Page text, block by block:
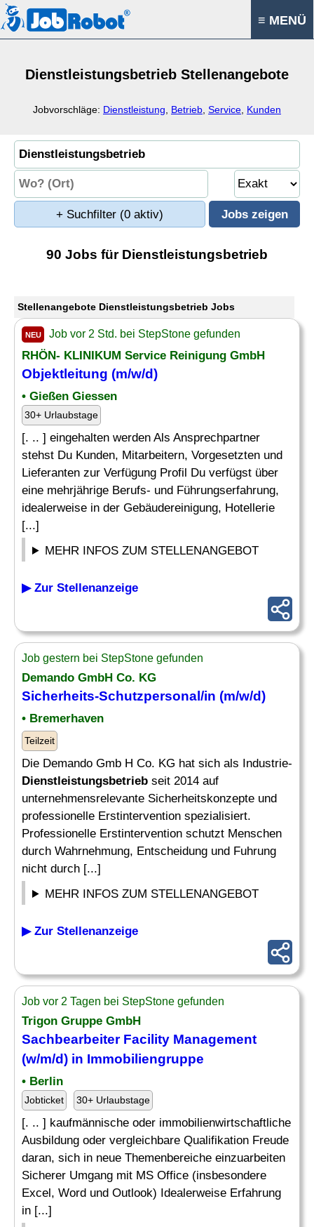
≡ MENÜ
Dienstleistungsbetrieb Stellenangebote
Jobvorschläge: Dienstleistung Betrieb Service Kunden
+ Suchfilter (0 aktiv)
90 Jobs für Dienstleistungsbetrieb
Stellenangebote Dienstleistungsbetrieb Jobs
NEU Job vor 2 Std. bei StepStone gefunden
RHÖN- KLINIKUM Service Reinigung GmbH
Objektleitung (m/w/d)
• Gießen Giessen
30+ Urlaubstage
[. .. ] eingehalten werden Als Ansprechpartner
stehst Du Kunden, Mitarbeitern, Vorgesetzten und
Lieferanten zur Verfügung Profil Du verfügst über
eine mehrjährige Berufs- und Führungserfahrung,
idealerweise in der Gebäudereinigung, Hotellerie
[...]
MEHR INFOS ZUM STELLENANGEBOT
▶ Zur Stellenanzeige
Job gestern bei StepStone gefunden
Demando GmbH Co. KG
Sicherheits-Schutzpersonal/in (m/w/d)
• Bremerhaven
Teilzeit
Die Demando Gmb H Co. KG hat sich als Industrie-
Dienstleistungsbetrieb seit 2014 auf
unternehmensrelevante Sicherheitskonzepte und
professionelle Erstintervention spezialisiert.
Professionelle Erstintervention schutzt Menschen
durch Wahrnehmung, Entscheidung und Fuhrung
nicht durch [...]
MEHR INFOS ZUM STELLENANGEBOT
▶ Zur Stellenanzeige
Job vor 2 Tagen bei StepStone gefunden
Trigon Gruppe GmbH
Sachbearbeiter Facility Management
(w/m/d) in Immobiliengruppe
• Berlin
Jobticket 30+ Urlaubstage
[. .. ] kaufmännische oder immobilienwirtschaftliche
Ausbildung oder vergleichbare Qualifikation Freude
daran, sich in neue Themenbereiche einzuarbeiten
Sicherer Umgang mit MS Office (insbesondere
Excel, Word und Outlook) Idealerweise Erfahrung
in [...]